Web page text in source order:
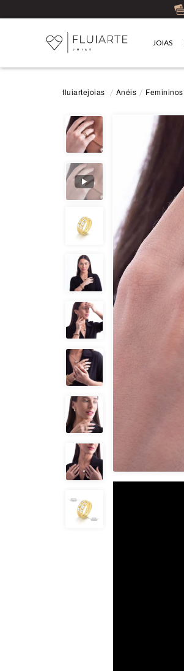
JOIAS
fluiartejoias Anéis Femininos